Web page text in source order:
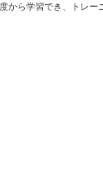
から学習でき、トレ